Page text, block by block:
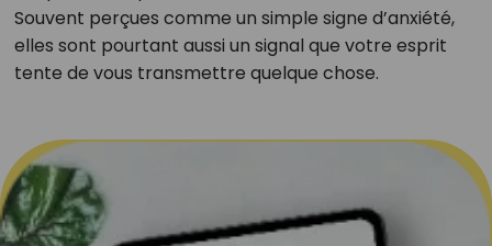
Souvent perçues comme un simple signe d’anxiété,
elles sont pourtant aussi un signal que votre esprit
tente de vous transmettre quelque chose.